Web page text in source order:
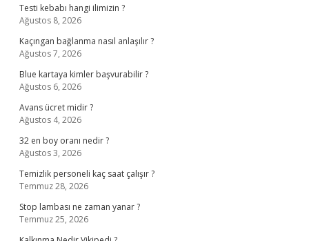
Testi kebabı hangi ilimizin ?
Ağustos 8, 2026
Kaçıngan bağlanma nasıl anlaşılır ?
Ağustos 7, 2026
Blue kartaya kimler başvurabilir ?
Ağustos 6, 2026
Avans ücret midir ?
Ağustos 4, 2026
32 en boy oranı nedir ?
Ağustos 3, 2026
Temizlik personeli kaç saat çalışır ?
Temmuz 28, 2026
Stop lambası ne zaman yanar ?
Temmuz 25, 2026